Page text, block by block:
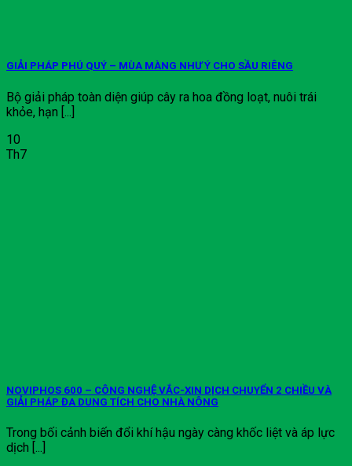
GIẢI PHÁP PHÚ QUÝ – MÙA MÀNG NHƯ Ý CHO SẦU RIÊNG
Bộ giải pháp toàn diện giúp cây ra hoa đồng loạt, nuôi trái
khỏe, hạn [...]
10
Th7
NOVIPHOS 600 – CÔNG NGHỆ VẮC-XIN DỊCH CHUYỂN 2 CHIỀU VÀ
GIẢI PHÁP ĐA DUNG TÍCH CHO NHÀ NÔNG
Trong bối cảnh biến đổi khí hậu ngày càng khốc liệt và áp lực
dịch [...]